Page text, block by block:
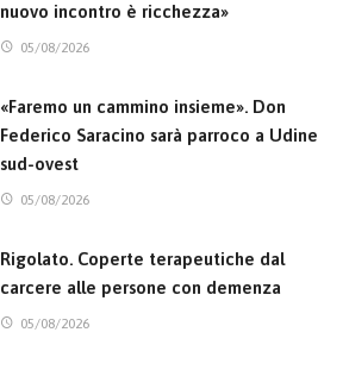
nuovo incontro è ricchezza»
05/08/2026
«Faremo un cammino insieme». Don
Federico Saracino sarà parroco a Udine
sud-ovest
05/08/2026
Rigolato. Coperte terapeutiche dal
carcere alle persone con demenza
05/08/2026